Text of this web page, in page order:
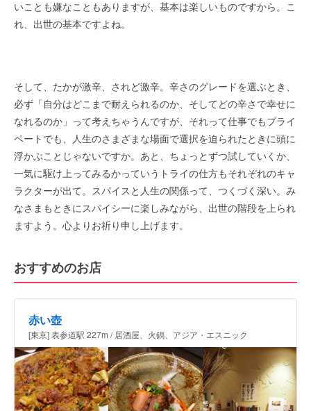
いことも嫌なこともありますが、基本は楽しいものですから。こ
れ、出世の基本ですよね。
そして、たかが激辛、されど激辛。辛さのグレードを選ぶとき、
必ず「自分はどこまで耐えられるのか、そしてどの辛さで幸せに
なれるのか」って考えちゃうんですが、それって仕事でもプライ
ベートでも、人生のさまざまな場面で選択を迫られたときに頭に
浮かぶことじゃないですか。あと、ちょっとずつ試していくか、
一気に駆け上ってみるかっていうトライの仕方もそれぞれのキャ
ラクターが出て。スパイスと人生の関係って、つくづく深い。み
なさまもときにスパイシーに楽しみながら、出世の階段を上られ
ますよう。心よりお祈り申し上げます。
おすすめのお店
赤い壺
[東京] 表参道駅 227m / 居酒屋、火鍋、アジア・エスニック